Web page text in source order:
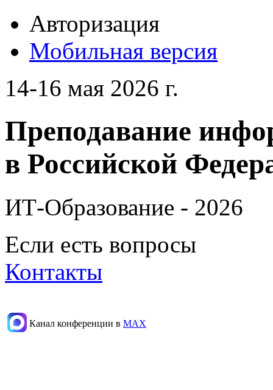
Авторизация
Мобильная версия
14-16 мая 2026 г.
Преподавание
в Российской
ИТ-Образование - 2026
Если есть вопросы
Контакты
Канал конференции в МАХ